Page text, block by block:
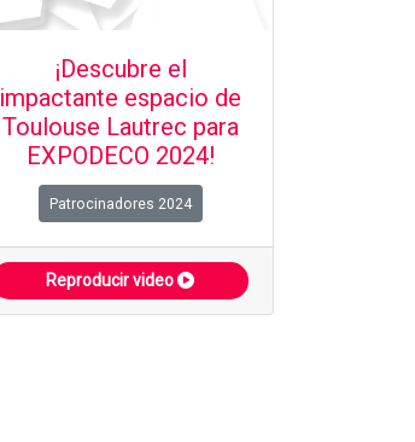
¡Descubre el
impactante espacio de
Toulouse Lautrec para
EXPODECO 2024!
Patrocinadores 2024
Reproducir video